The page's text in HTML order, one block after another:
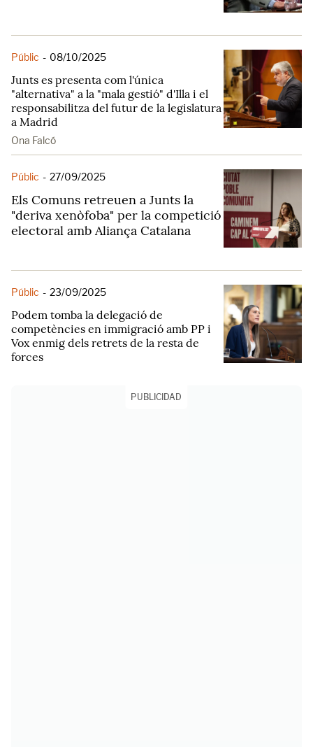
Públic - 08/10/2025
Junts es presenta com l'única
"alternativa" a la "mala gestió" d'Illa i el
responsabilitza del futur de la legislatura
a Madrid
Ona Falcó
Públic - 27/09/2025
Els Comuns retreuen a Junts la
"deriva xenòfoba" per la competició
electoral amb Aliança Catalana
Públic - 23/09/2025
Podem tomba la delegació de
competències en immigració amb PP i
Vox enmig dels retrets de la resta de
forces
PUBLICIDAD